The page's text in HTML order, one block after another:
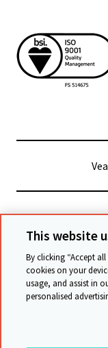
© Cambridge
Términos y
This website
By clicking “Accept
cookies on your
usage, and assist in
personalised